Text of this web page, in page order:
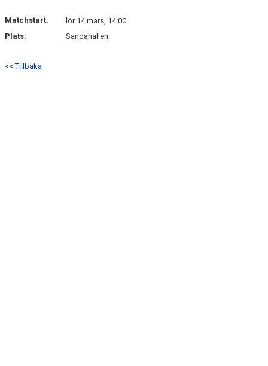
Matchstart:
lör 14 mars, 14:00
Plats:
Sandahallen
<< Tillbaka